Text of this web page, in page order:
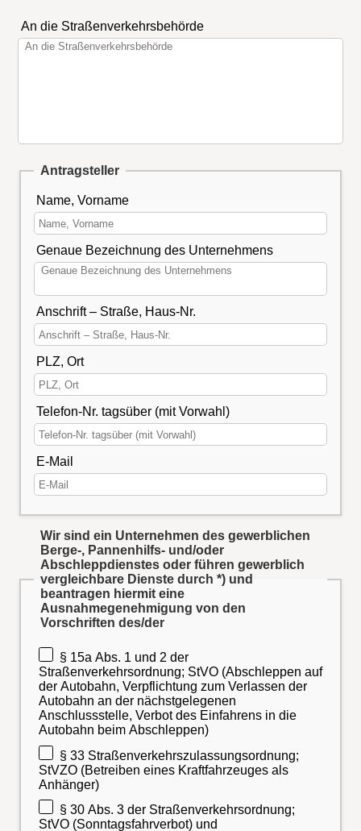
An die Straßenverkehrsbehörde
Antragsteller
Name, Vorname
Genaue Bezeichnung des Unternehmens
Anschrift – Straße, Haus-Nr.
PLZ, Ort
Telefon-Nr. tagsüber (mit Vorwahl)
E-Mail
Wir sind ein Unternehmen des gewerblichen
Berge-, Pannenhilfs- und/oder
Abschleppdienstes oder führen gewerblich
vergleichbare Dienste durch *) und
beantragen hiermit eine
Ausnahmegenehmigung von den
Vorschriften des/der
§ 15a Abs. 1 und 2 der
Straßenverkehrsordnung; StVO (Abschleppen auf
der Autobahn, Verpflichtung zum Verlassen der
Autobahn an der nächstgelegenen
Anschlussstelle, Verbot des Einfahrens in die
Autobahn beim Abschleppen)
§ 33 Straßenverkehrszulassungsordnung;
StVZO (Betreiben eines Kraftfahrzeuges als
Anhänger)
§ 30 Abs. 3 der Straßenverkehrsordnung;
StVO (Sonntagsfahrverbot) und